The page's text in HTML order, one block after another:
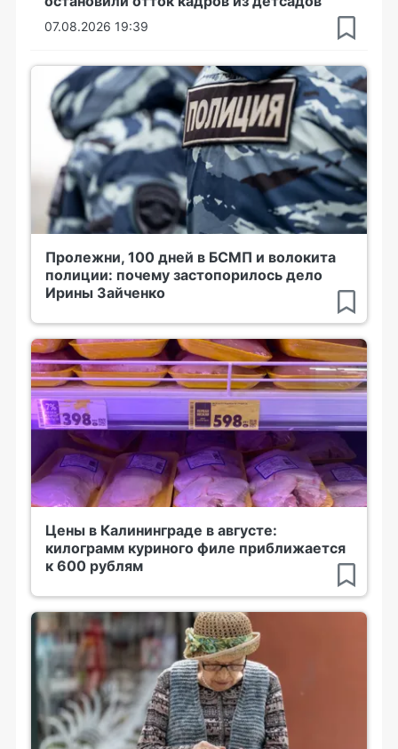
07.08.2026 19:39
Пролежни, 100 дней в БСМП и волокита
полиции: почему застопорилось дело
Ирины Зайченко
Цены в Калининграде в августе:
килограмм куриного филе приближается
к 600 рублям